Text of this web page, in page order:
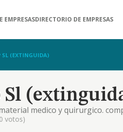
EMPRESASDIRECTORIO DE EMPRESAS
SL (EXTINGUIDA)
Sl
medico y quirurgico.
contratacion de
votos)